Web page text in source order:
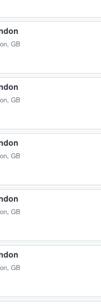
GB
GB
GB
GB
GB